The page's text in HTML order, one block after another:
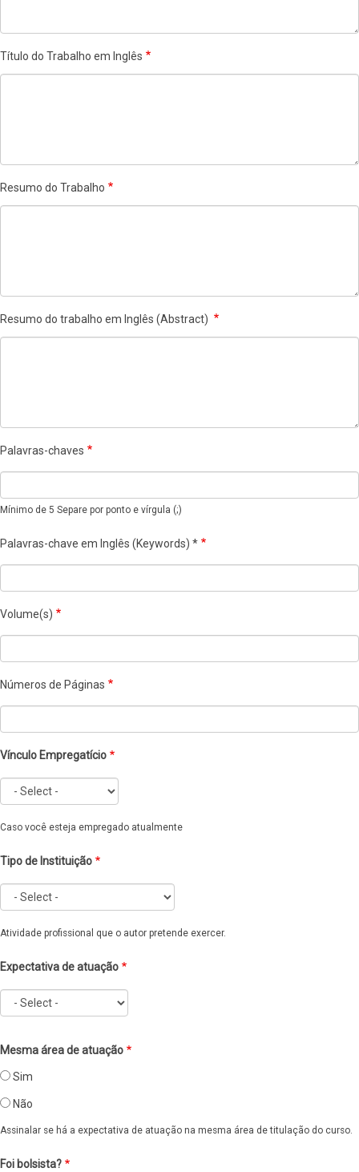
Título do Trabalho em Inglês
Resumo do Trabalho
Resumo do trabalho em Inglês (Abstract)
Palavras-chaves
Mínimo de 5 Separe por ponto e vírgula (;)
Palavras-chave em Inglês (Keywords) *
Volume(s)
Números de Páginas
Vínculo Empregatício
Vínculo
Caso você esteja empregado atualmente
Tipo de Instituição
Tipo
Instituição
Atividade profissional que o autor pretende exercer.
Expectativa de atuação
Expectativa
atuação
Mesma área de atuação
Sim
Não
Assinalar se há a expectativa de atuação na mesma área de titulação do curso.
Foi bolsista?